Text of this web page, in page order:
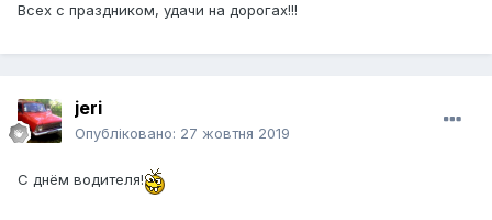
Всех с праздником, удачи на дорогах!!!
jeri
Опубліковано: 27 жовтня 2019
С днём водителя!